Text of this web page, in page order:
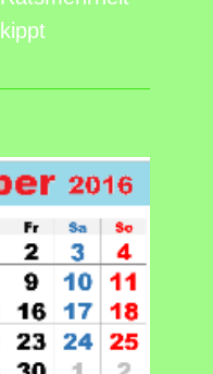
kippt